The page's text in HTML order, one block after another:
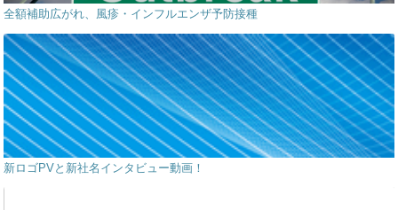
全額補助広がれ、風疹・インフルエンザ予防接種
新ロゴPVと新社名インタビュー動画！